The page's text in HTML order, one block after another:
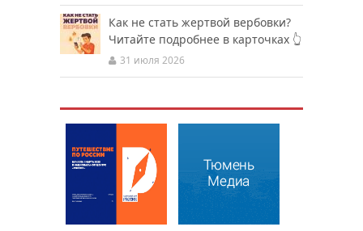
Как не стать жертвой вербовки?
Читайте подробнее в карточках 👆
31 июля 2026